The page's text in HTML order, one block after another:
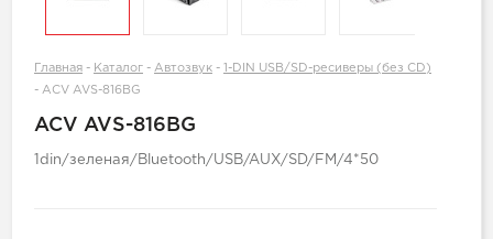
Главная - Каталог - Автозвук -
1-DIN USB/SD-ресиверы (без CD)
- ACV AVS-816BG
ACV AVS-816BG
1din/зеленая/Bluetooth/USB/AUX/SD/FM/4*50